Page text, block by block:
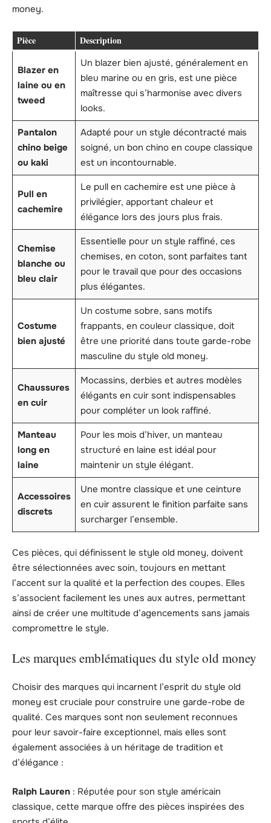
money.
Pièce Description
Blazer en
laine ou en
tweed
Un blazer bien ajusté, généralement en
bleu marine ou en gris, est une pièce
maîtresse qui s’harmonise avec divers
looks.
Pantalon
chino beige
ou kaki
Adapté pour un style décontracté mais
soigné, un bon chino en coupe classique
est un incontournable.
Pull en
cachemire
Le pull en cachemire est une pièce à
privilégier, apportant chaleur et
élégance lors des jours plus frais.
Chemise
blanche ou
bleu clair
Essentielle pour un style raffiné, ces
chemises, en coton, sont parfaites tant
pour le travail que pour des occasions
plus élégantes.
Costume
bien ajusté
Un costume sobre, sans motifs
frappants, en couleur classique, doit
être une priorité dans toute garde-robe
masculine du style old money.
Chaussures
en cuir
Mocassins, derbies et autres modèles
élégants en cuir sont indispensables
pour compléter un look raffiné.
Manteau
long en
laine
Pour les mois d’hiver, un manteau
structuré en laine est idéal pour
maintenir un style élégant.
Accessoires
discrets
Une montre classique et une ceinture
en cuir assurent le finition parfaite sans
surcharger l’ensemble.
Ces pièces, qui définissent le style old money, doivent
être sélectionnées avec soin, toujours en mettant
l’accent sur la qualité et la perfection des coupes. Elles
s’associent facilement les unes aux autres, permettant
ainsi de créer une multitude d’agencements sans jamais
compromettre le style.
Les marques emblématiques du style old money
Choisir des marques qui incarnent l’esprit du style old
money est cruciale pour construire une garde-robe de
qualité. Ces marques sont non seulement reconnues
pour leur savoir-faire exceptionnel, mais elles sont
également associées à un héritage de tradition et
d’élégance :
Ralph Lauren : Réputée pour son style américain
classique, cette marque offre des pièces inspirées des